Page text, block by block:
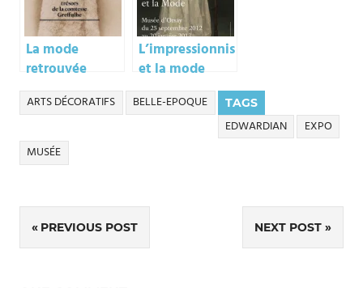
La mode
retrouvée
L’impressionnisme
et la mode
TAGS
ARTS DÉCORATIFS
BELLE-EPOQUE
EDWARDIAN
EXPO
MUSÉE
Navigation
de
PREVIOUS POST NEXT POST